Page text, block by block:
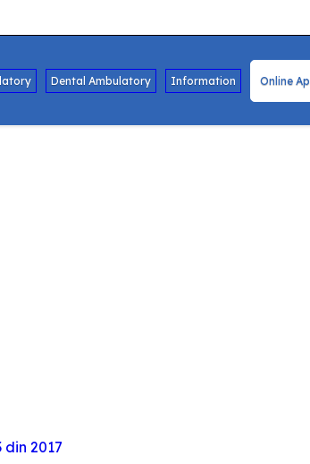
Dental Ambulatory Information Online
2017